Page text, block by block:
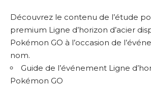
Découvrez le contenu de l’étude
premium Ligne d’horizon d’acier
Pokémon GO à l’occasion de
nom.
Guide de l’événement Ligne
Pokémon GO